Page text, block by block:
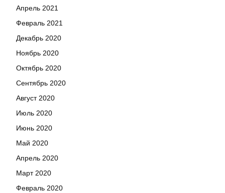
Апрель 2021
Февраль 2021
Декабрь 2020
Ноябрь 2020
Октябрь 2020
Сентябрь 2020
Август 2020
Июль 2020
Июнь 2020
Май 2020
Апрель 2020
Март 2020
Февраль 2020